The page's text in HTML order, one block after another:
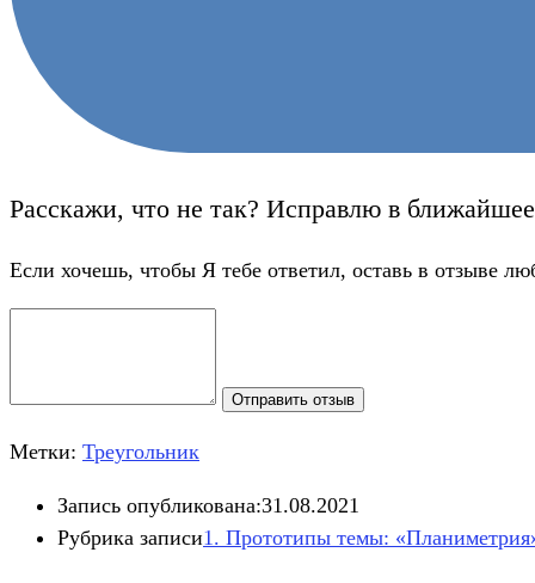
Расскажи, что не так? Исправлю в
Если хочешь, чтобы Я тебе ответил, оставь в отзыве
Отправить отзыв
Метки: Треугольник
Запись опубликована:31.08.2021
Рубрика записи1. Прототипы темы: